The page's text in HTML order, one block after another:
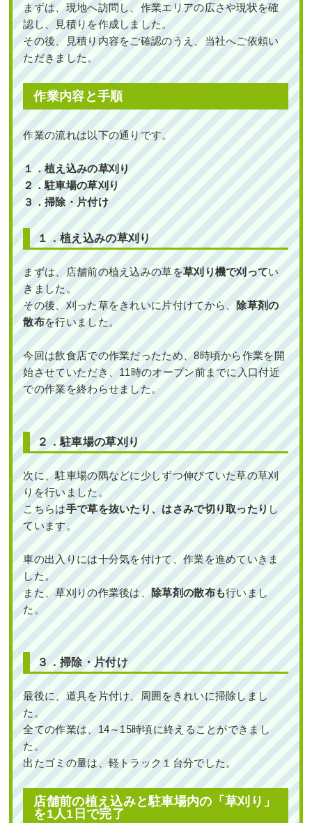
まずは、現地へ訪問し、作業エリアの広さや現状を確
認し、見積りを作成しました。
その後、見積り内容をご確認のうえ、当社へご依頼い
ただきました。
作業内容と手順
作業の流れは以下の通りです。
１．植え込みの草刈り
２．駐車場の草刈り
３．掃除・片付け
１．植え込みの草刈り
まずは、店舗前の植え込みの草を草刈り機で刈ってい
きました。
その後、刈った草をきれいに片付けてから、 除草剤の
散布を行いました。
今回は飲食店での作業だったため、8時頃から作業を開
始させていただき、11時のオープン前までに入口付近
での作業を終わらせました。
２．駐車場の草刈り
次に、駐車場の隅などに少しずつ伸びていた草の草刈
りを行いました。
こちらは手で草を抜いたり、はさみで切り取ったり し
ています。
車の出入りには十分気を付けて、作業を進めていきま
した。
また、草刈りの作業後は、
除草剤の散布も行いまし
た。
３．掃除・片付け
最後に、道具を片付け、周囲をきれいに掃除しまし
た。
全ての作業は、14～15時頃に終えることができまし
た。
出たゴミの量は、軽トラック１台分でした。
店舗前の植え込みと駐車場内の「草刈り」
を1人1日で完了